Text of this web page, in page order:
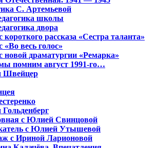
С. Артемьевой
школы
двора
короткого рассказа «Сестра таланта»
«Во весь голос»
новой драматургии «Ремарка»
помним август 1991-го…
Швейцер
с Юлией Свинцовой
с Юлией Утышевой
с Ириной Ларионовой